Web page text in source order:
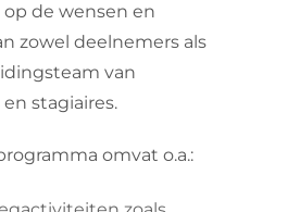
de wensen en
zowel deelnemers als
van
stagiaires.
omvat o.a.: